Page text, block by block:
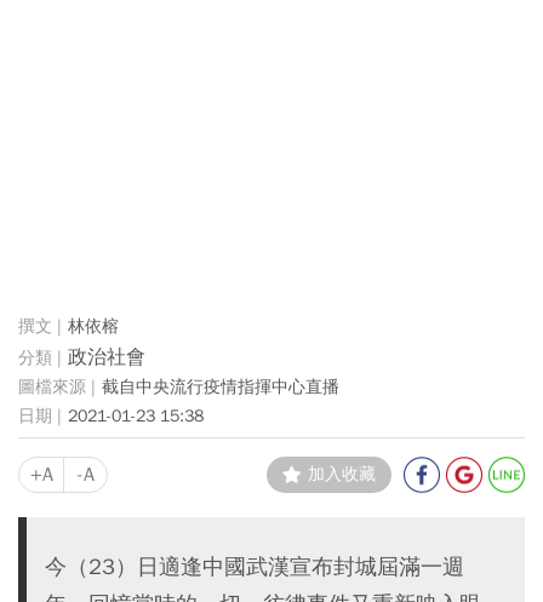
林依榕
政治社會
截自中央流行疫情指揮中心直播
2021-01-23 15:38
+A -A 加入收藏
今（23）日適逢中國武漢宣布封城屆滿一週